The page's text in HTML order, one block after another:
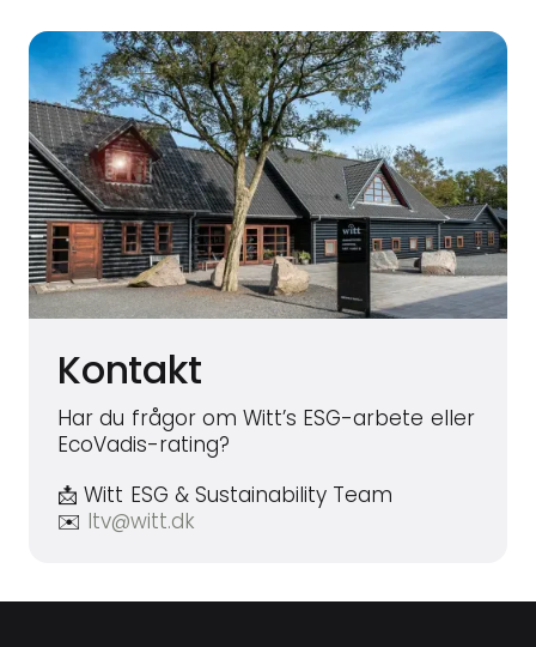
Kontakt
Har du frågor om Witt’s ESG-arbete eller
EcoVadis-rating?
📩 Witt ESG & Sustainability Team
✉️ ltv@witt.dk